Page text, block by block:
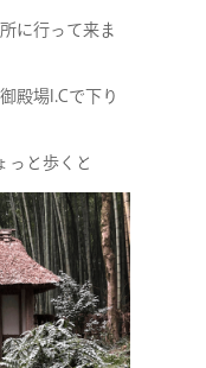
に行って来ま
殿場I.Cで下り
っと歩くと